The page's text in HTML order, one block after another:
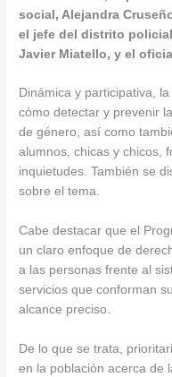
social, Alejandra
el jefe del distrito
Javier Miatello, y el
Dinámica y participativa,
cómo detectar y prevenir
de género, así como
alumnos, chicas y chicos,
inquietudes. También se
sobre el tema.
Cabe destacar que el
un claro enfoque de
a las personas frente al
servicios que conforman
alcance preciso.
De lo que se trata,
en la población acerca de